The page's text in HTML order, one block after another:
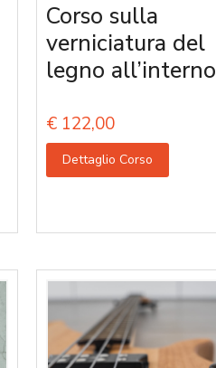
Corso sulla
verniciatura del
legno all’interno
€ 122,00
Dettaglio Corso